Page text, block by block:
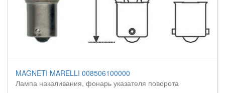
MAGNETI MARELLI 008506100000
Лампа накаливания, фонарь указателя поворота